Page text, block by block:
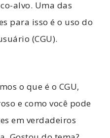
alvo. Uma das
para isso é o uso do
(CGU).
o que é o CGU,
e como você pode
em verdadeiros